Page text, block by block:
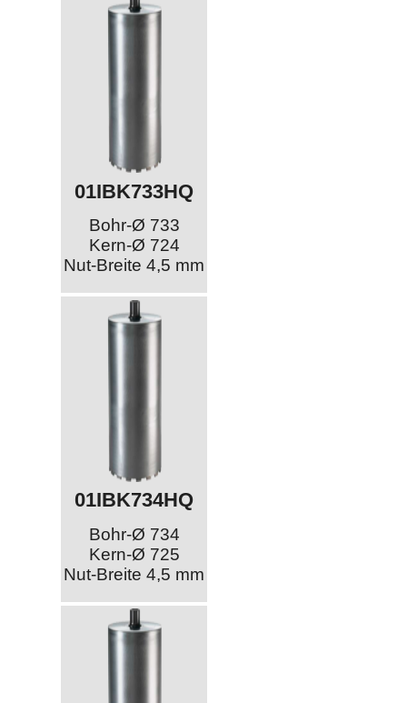
01IBK733HQ
Bohr-Ø 733
Kern-Ø 724
Nut-Breite 4,5 mm
01IBK734HQ
Bohr-Ø 734
Kern-Ø 725
Nut-Breite 4,5 mm